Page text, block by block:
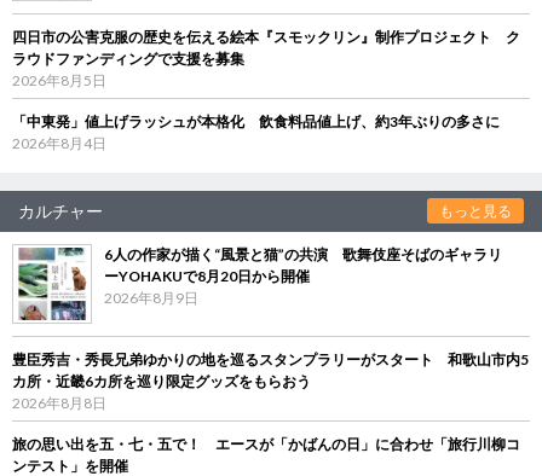
四日市の公害克服の歴史を伝える絵本『スモックリン』制作プロジェクト ク
ラウドファンディングで支援を募集
2026年8月5日
「中東発」値上げラッシュが本格化 飲食料品値上げ、約3年ぶりの多さに
2026年8月4日
カルチャー もっと見る
6人の作家が描く“風景と猫”の共演 歌舞伎座そばのギャラリ
ーYOHAKUで8月20日から開催
2026年8月9日
豊臣秀吉・秀長兄弟ゆかりの地を巡るスタンプラリーがスタート 和歌山市内5
カ所・近畿6カ所を巡り限定グッズをもらおう
2026年8月8日
旅の思い出を五・七・五で！ エースが「かばんの日」に合わせ「旅行川柳コ
ンテスト」を開催